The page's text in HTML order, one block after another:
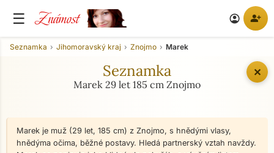
☰ Známost account_circle person_add
✕
Seznamka Jihomoravský kraj Znojmo Marek
Seznamka
Marek 29 let 185 cm Znojmo
Marek je muž (29 let, 185 cm) z Znojmo, s hnědými vlasy,
hnědýma očima, běžné postavy. Hledá partnerský vztah navždy.